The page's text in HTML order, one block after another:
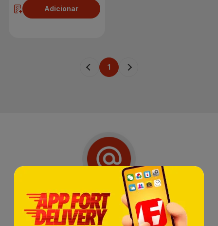
Adicionar
1
Receba nossas Novidades,
Lançamentos e Promoções!